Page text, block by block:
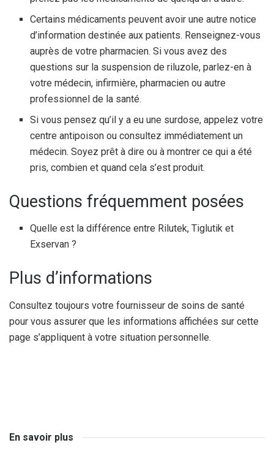
Certains médicaments peuvent avoir une autre notice
d’information destinée aux patients. Renseignez-vous
auprès de votre pharmacien. Si vous avez des
questions sur la suspension de riluzole, parlez-en à
votre médecin, infirmière, pharmacien ou autre
professionnel de la santé.
Si vous pensez qu’il y a eu une surdose, appelez votre
centre antipoison ou consultez immédiatement un
médecin. Soyez prêt à dire ou à montrer ce qui a été
pris, combien et quand cela s’est produit.
Questions fréquemment posées
Quelle est la différence entre Rilutek, Tiglutik et
Exservan ?
Plus d’informations
Consultez toujours votre fournisseur de soins de santé
pour vous assurer que les informations affichées sur cette
page s’appliquent à votre situation personnelle.
En savoir plus